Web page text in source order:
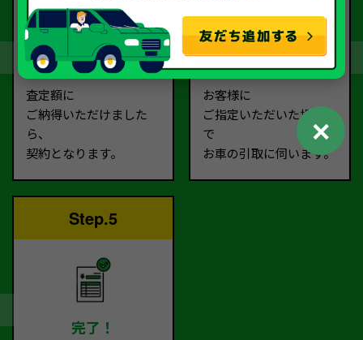
契約
査定額に
ご納得いただけました
ら、
契約となります。
お引取り
お客様に
ご指定いただいた場所ま
で
お車の引取に伺います。
Step.5
完了！
✕